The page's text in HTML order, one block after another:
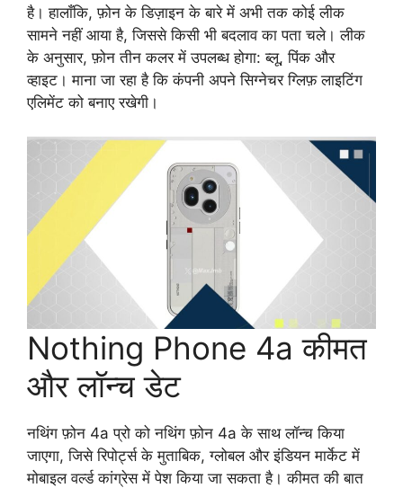
है। हालाँकि, फ़ोन के डिज़ाइन के बारे में अभी तक कोई लीक
सामने नहीं आया है, जिससे किसी भी बदलाव का पता चले। लीक
के अनुसार, फ़ोन तीन कलर में उपलब्ध होगा: ब्लू, पिंक और
व्हाइट। माना जा रहा है कि कंपनी अपने सिग्नेचर ग्लिफ़ लाइटिंग
एलिमेंट को बनाए रखेगी।
Nothing Phone 4a कीमत
और लॉन्च डेट
नथिंग फ़ोन 4a प्रो को नथिंग फ़ोन 4a के साथ लॉन्च किया
जाएगा, जिसे रिपोर्ट्स के मुताबिक, ग्लोबल और इंडियन मार्केट में
मोबाइल वर्ल्ड कांग्रेस में पेश किया जा सकता है। कीमत की बात